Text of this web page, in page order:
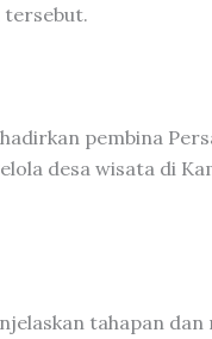
tersebut.
pembina
desa wisata di
tahapan dan